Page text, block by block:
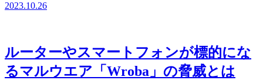
2023.10.26
ルーターやスマートフォンが標的にな
るマルウエア「Wroba」の脅威とは